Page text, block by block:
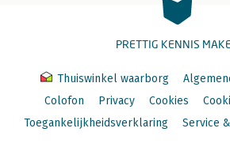
PRETTIG KENNIS
Thuiswinkel waarborg
Colofon
Privacy Cookies
Toegankelijkheidsverklaring
Service